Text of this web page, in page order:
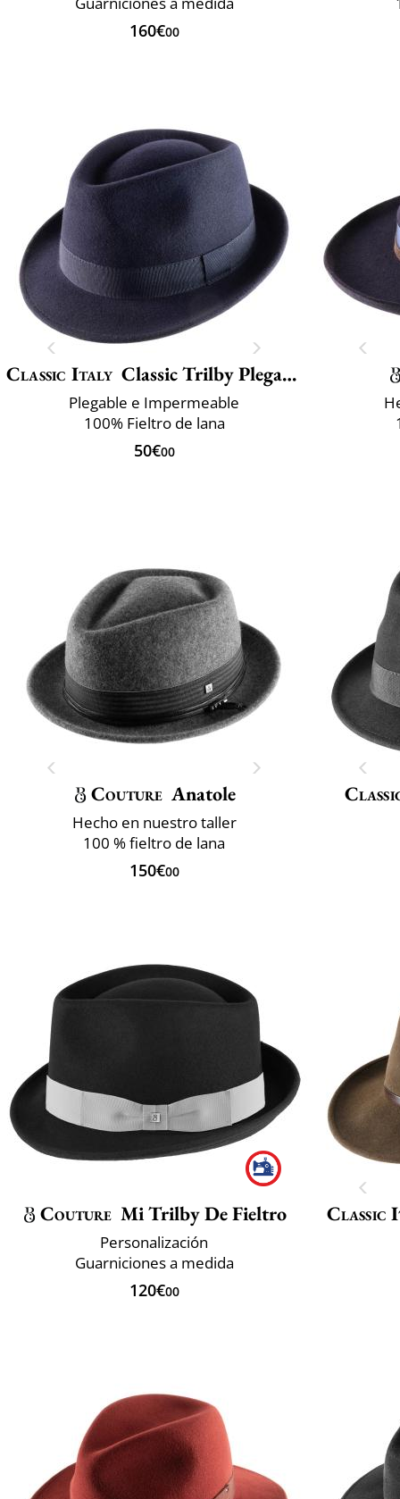
160€00
Classic Italy Classic Trilby Plegable
Plegable e Impermeable
100% Fieltro de lana
50€00
Couture Anatole
Hecho en nuestro taller
100 % fieltro de lana
150€00
Couture Mi Trilby De Fieltro
Personalización
Guarniciones a medida
120€00
Classic